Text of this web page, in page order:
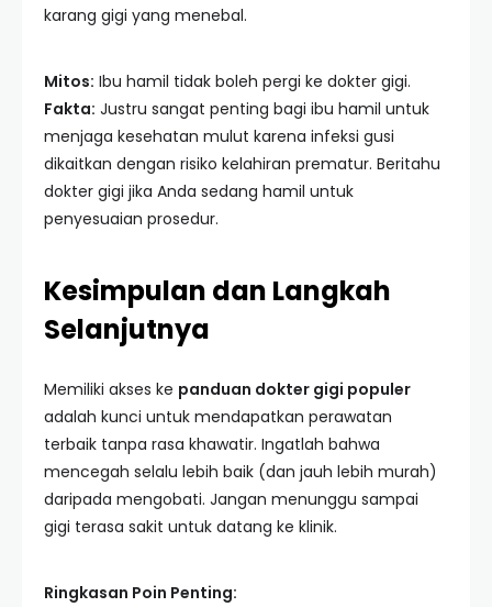
karang gigi yang menebal.
Mitos: Ibu hamil tidak boleh pergi ke dokter gigi.
Fakta: Justru sangat penting bagi ibu hamil untuk
menjaga kesehatan mulut karena infeksi gusi
dikaitkan dengan risiko kelahiran prematur. Beritahu
dokter gigi jika Anda sedang hamil untuk
penyesuaian prosedur.
Kesimpulan dan Langkah
Selanjutnya
Memiliki akses ke panduan dokter gigi populer
adalah kunci untuk mendapatkan perawatan
terbaik tanpa rasa khawatir. Ingatlah bahwa
mencegah selalu lebih baik (dan jauh lebih murah)
daripada mengobati. Jangan menunggu sampai
gigi terasa sakit untuk datang ke klinik.
Ringkasan Poin Penting: